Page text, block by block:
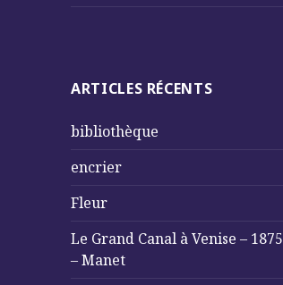
ARTICLES RÉCENTS
bibliothèque
encrier
Fleur
Le Grand Canal à Venise – 1875
– Manet